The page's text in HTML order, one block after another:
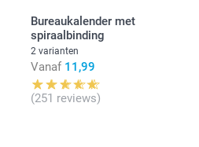
Bureaukalender met
spiraalbinding
2 varianten
Vanaf 11,99
(251 reviews)